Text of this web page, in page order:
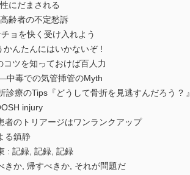
にだまされる
齢者の不定愁訴
ョを快く受け入れよう
んたんにはいかないぞ !
ツを知っておけば百人力
毒での気管挿管のMyth
のTips『どうして骨折を見逃すんだろう ? 』
injury
のトリアージはワンランクアップ
る鎮静
記録, 記録, 記録
か, 帰すべきか, それが問題だ